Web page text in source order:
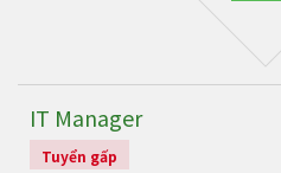
IT Manager
Tuyển gấp